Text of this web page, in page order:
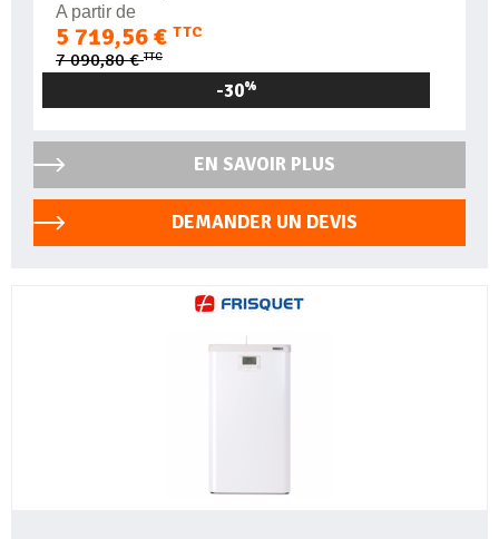
A partir de
5 719,56 € TTC
7 090,80 €TTC
-30%
EN SAVOIR PLUS
DEMANDER UN DEVIS